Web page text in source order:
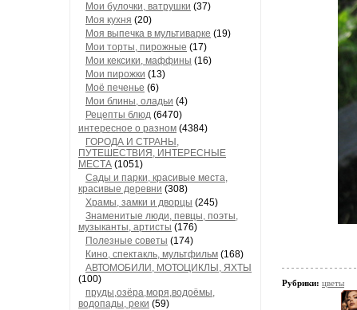
Мои булочки, ватрушки (37)
Моя кухня (20)
Моя выпечка в мультиварке (19)
Мои торты, пирожные (17)
Мои кексики, маффины (16)
Мои пирожки (13)
Моё печенье (6)
Мои блины, оладьи (4)
Рецепты блюд (6470)
интересное о разном (4384)
ГОРОДА И СТРАНЫ,
ПУТЕШЕСТВИЯ, ИНТЕРЕСНЫЕ
МЕСТА (1051)
Сады и парки, красивые места,
красивые деревни (308)
Храмы, замки и дворцы (245)
Знаменитые люди, певцы, поэты,
музыканты, артисты (176)
Полезные советы (174)
Кино, спектакль, мультфильм (168)
АВТОМОБИЛИ, МОТОЦИКЛЫ, ЯХТЫ
(100)
пруды,озёра,моря,водоёмы,
водопады, реки (59)
Рубрики: цветы